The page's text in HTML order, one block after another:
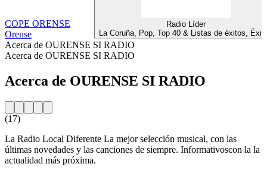
COPE ORENSE
Orense
Radio Líder
La Coruña, Pop, Top 40 & Listas de éxitos,
Acerca de OURENSE SI RADIO
Acerca de OURENSE SI RADIO
Acerca de OURENSE SI RADIO
(17)
La Radio Local Diferente La mejor selección musical, con las
últimas novedades y las canciones de siempre. Informativoscon la la
actualidad más próxima.